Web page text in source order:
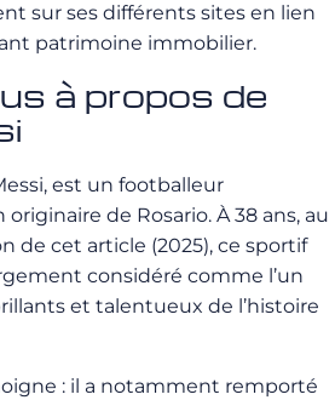
sur ses différents sites en lien
patrimoine immobilier.
à propos de
est un footballeur
de Rosario. À 38 ans, au
de cet article (2025), ce sportif
considéré comme l’un
et talentueux de l’histoire
: il a notamment remporté